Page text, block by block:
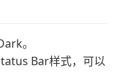
。
Bar样式，可以